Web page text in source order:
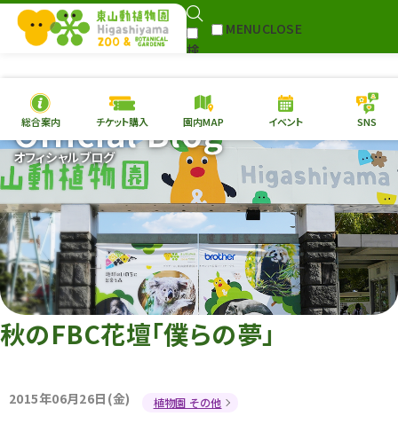
検
MENUCLOSE
本日の開園情報 チケ
園内MAP イベント
総合案内
動物園 植物園
再生プラン
東山動植物園
への支援
環境教育
総合案内 チケット購入 園内MAP イベント SNS
オフィシャルブログ
Official Blog
秋のFBC花壇「僕らの夢」
2015年06月26日(金) 植物園 その他